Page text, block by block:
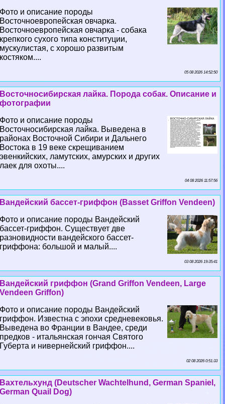
Фото и описание породы
Восточноевропейская овчарка.
Восточноевропейская овчарка - собака
крепкого сухого типа конституции,
мускулистая, с хорошо развитым
костяком....
05 08 2026 14:52:50
Восточносибирская лайка. Порода собак. Описание и
фотографии
Фото и описание породы
Восточносибирская лайка. Выведена в
районах Восточной Сибири и Дальнего
Востока в 19 веке скрещиванием
эвенкийских, ламутских, амурских и других
лаек для охоты....
04 08 2026 11:57:56
Вандейский бассет-гриффон (Basset Griffon Vendeen)
Фото и описание породы Вандейский
бассет-гриффон. Существует две
разновидности вандейского бассет-
гриффона: большой и малый....
03 08 2026 19:35:41
Вандейский гриффон (Grand Griffon Vendeen, Large
Vendeen Griffon)
Фото и описание породы Вандейский
гриффон. Известна с эпохи средневековья.
Выведена во Франции в Вандее, среди
предков - итальянская гончая Святого
Губерта и нивернейский гриффон....
02 08 2026 0:51:33
Вахтельхунд (Deutscher Wachtelhund, German Spaniel,
German Quail Dog)